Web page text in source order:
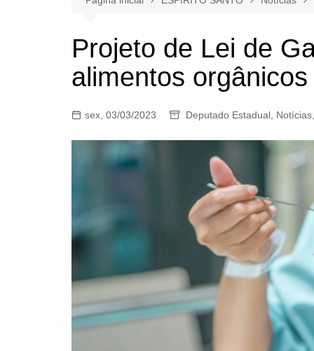
Projeto de Lei de
alimentos
sex, 03/03/2023 Deputado Estadual Notícias